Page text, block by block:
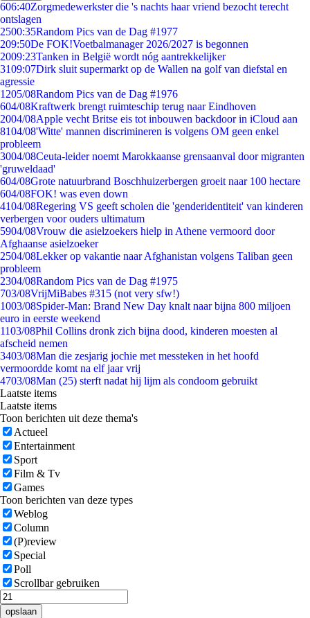
606:40Zorgmedewerkster die 's nachts haar vriend bezocht terecht
ontslagen
2500:35Random Pics van de Dag #1977
209:50De FOK!Voetbalmanager 2026/2027 is begonnen
2009:23Tanken in België wordt nóg aantrekkelijker
3109:07Dirk sluit supermarkt op de Wallen na golf van diefstal en
agressie
1205/08Random Pics van de Dag #1976
604/08Kraftwerk brengt ruimteschip terug naar Eindhoven
2004/08Apple vecht Britse eis tot inbouwen backdoor in iCloud aan
8104/08'Witte' mannen discrimineren is volgens OM geen enkel
probleem
3004/08Ceuta-leider noemt Marokkaanse grensaanval door migranten
'gruweldaad'
604/08Grote natuurbrand Boschhuizerbergen groeit naar 100 hectare
604/08FOK! was even down
4104/08Regering VS geeft scholen die 'genderidentiteit' van kinderen
verbergen voor ouders ultimatum
5904/08Vrouw die asielzoekers hielp in Athene vermoord door
Afghaanse asielzoeker
2504/08Lekker op vakantie naar Afghanistan volgens Taliban geen
probleem
2304/08Random Pics van de Dag #1975
703/08VrijMiBabes #315 (not very sfw!)
1003/08Spider-Man: Brand New Day knalt naar bijna 800 miljoen
euro in eerste weekend
1103/08Phil Collins dronk zich bijna dood, kinderen moesten al
afscheid nemen
3403/08Man die zesjarig jochie met messteken in het hoofd
vermoordde komt na elf jaar vrij
4703/08Man (25) sterft nadat hij lijm als condoom gebruikt
Laatste items
Laatste items
Toon berichten uit deze thema's
Actueel
Entertainment
Sport
Film & Tv
Games
Toon berichten van deze types
Weblog
Column
(P)review
Special
Poll
Scrollbar gebruiken
opslaan